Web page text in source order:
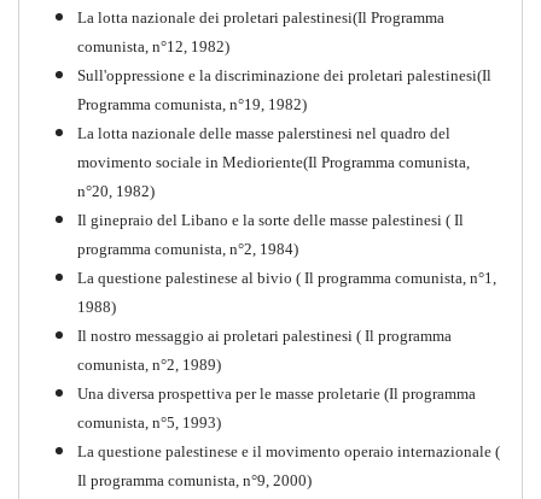
1917-2017 Ieri Oggi Domani
PDF Quaderno n°9
La lotta nazionale dei proletari palestinesi(Il Programma
comunista, n°12, 1982)
Sull'oppressione e la discriminazione dei proletari palestinesi(Il
Programma comunista, n°19, 1982)
La lotta nazionale delle masse palerstinesi nel quadro del
movimento sociale in Medioriente(Il Programma comunista,
n°20, 1982)
Il ginepraio del Libano e la sorte delle masse palestinesi ( Il
programma comunista, n°2, 1984)
La questione palestinese al bivio ( Il programma comunista, n°1,
1988)
Il nostro messaggio ai proletari palestinesi ( Il programma
comunista, n°2, 1989)
Una diversa prospettiva per le masse proletarie (Il programma
comunista, n°5, 1993)
La questione palestinese e il movimento operaio internazionale (
Il programma comunista, n°9, 2000)